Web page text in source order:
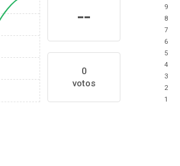
--
0
votos
9
8
7
6
5
4
3
2
1